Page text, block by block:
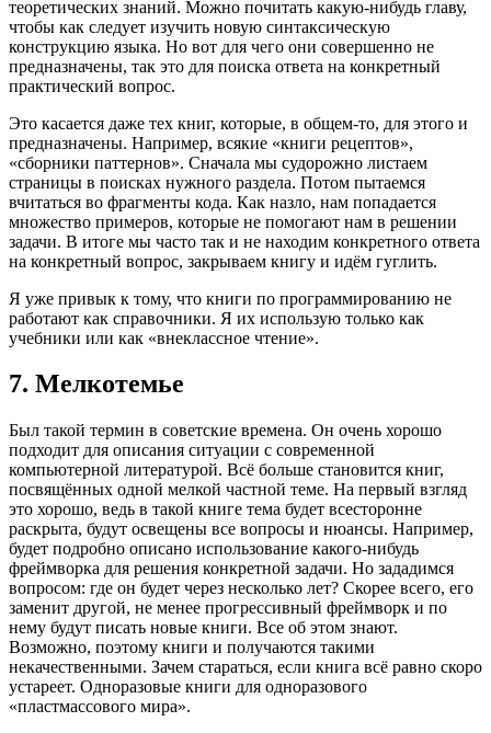
теоретических знаний. Можно почитать какую-нибудь главу,
чтобы как следует изучить новую синтаксическую
конструкцию языка. Но вот для чего они совершенно не
предназначены, так это для поиска ответа на конкретный
практический вопрос.
Это касается даже тех книг, которые, в общем-то, для этого и
предназначены. Например, всякие «книги рецептов»,
«сборники паттернов». Сначала мы судорожно листаем
страницы в поисках нужного раздела. Потом пытаемся
вчитаться во фрагменты кода. Как назло, нам попадается
множество примеров, которые не помогают нам в решении
задачи. В итоге мы часто так и не находим конкретного ответа
на конкретный вопрос, закрываем книгу и идём гуглить.
Я уже привык к тому, что книги по программированию не
работают как справочники. Я их использую только как
учебники или как «внеклассное чтение».
7. Мелкотемье
Был такой термин в советские времена. Он очень хорошо
подходит для описания ситуации с современной
компьютерной литературой. Всё больше становится книг,
посвящённых одной мелкой частной теме. На первый взгляд
это хорошо, ведь в такой книге тема будет всесторонне
раскрыта, будут освещены все вопросы и нюансы. Например,
будет подробно описано использование какого-нибудь
фреймворка для решения конкретной задачи. Но зададимся
вопросом: где он будет через несколько лет? Скорее всего, его
заменит другой, не менее прогрессивный фреймворк и по
нему будут писать новые книги. Все об этом знают.
Возможно, поэтому книги и получаются такими
некачественными. Зачем стараться, если книга всё равно скоро
устареет. Одноразовые книги для одноразового
«пластмассового мира».